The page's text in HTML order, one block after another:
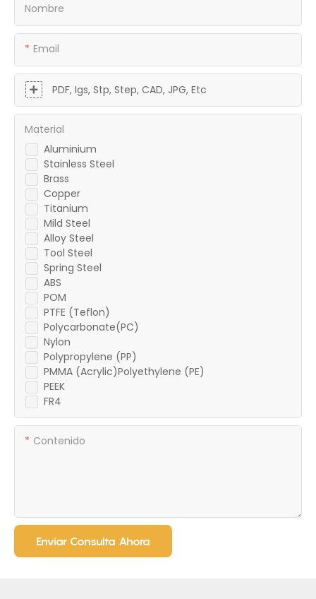
Nombre
Email
PDF, Igs, Stp, Step, CAD, JPG, Etc
Aluminium
Stainless Steel
Brass
Copper
Titanium
Mild Steel
Alloy Steel
Tool Steel
Spring Steel
ABS
POM
PTFE (Teflon)
Polycarbonate(PC)
Nylon
Polypropylene (PP)
PMMA (Acrylic)Polyethylene (PE)
PEEK
FR4
Material
Contenido
Enviar Consulta Ahora